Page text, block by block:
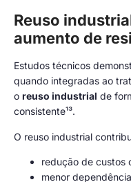
Reuso
aumento de
Estudos técnicos
quando integradas ao
o reuso industrial de
consistente¹³.
O reuso industrial
redução de custos
menor